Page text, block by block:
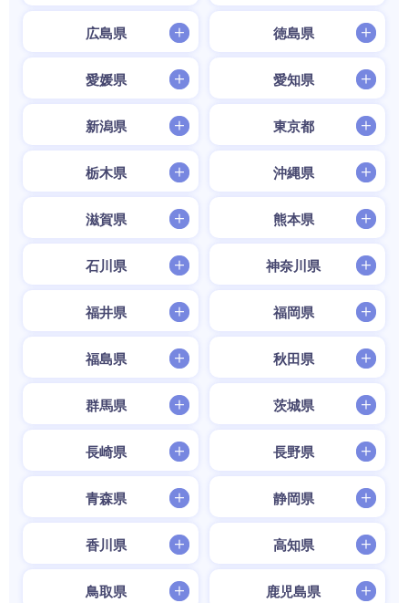
広島県 徳島県
愛媛県 愛知県
新潟県 東京都
栃木県 沖縄県
滋賀県 熊本県
石川県 神奈川県
福井県 福岡県
福島県 秋田県
群馬県 茨城県
長崎県 長野県
青森県 静岡県
香川県 高知県
鳥取県 鹿児島県